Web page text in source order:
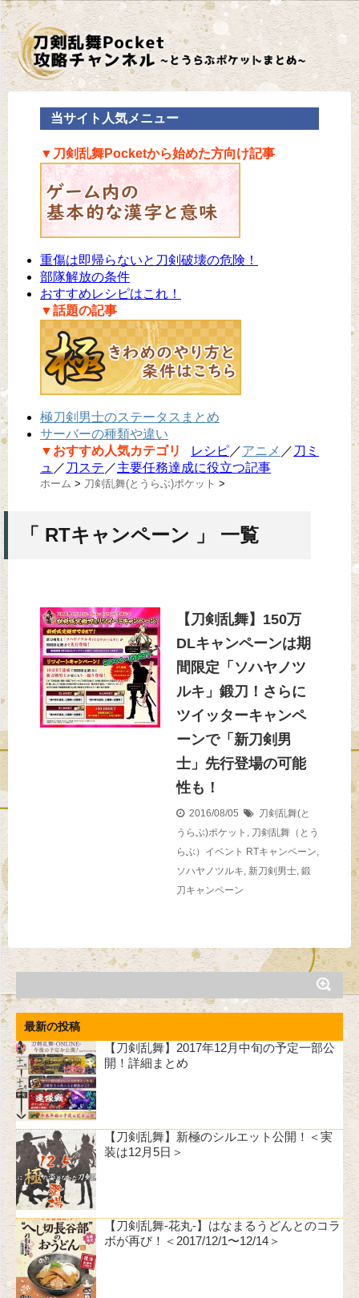
当サイト人気メニュー
▼刀剣乱舞Pocketから始めた方向け記事
重傷は即帰らないと刀剣破壊の危険！
部隊解放の条件
おすすめレシピはこれ！
▼話題の記事
極刀剣男士のステータスまとめ
サーバーの種類や違い
▼おすすめ人気カテゴリ
レシピ／アニメ ／ 刀ミ
ュ ／ 刀ステ ／主要任務達成に役立つ記事
ホーム > 刀剣乱舞(とうらぶ)ポケット >
「 RTキャンペーン 」 一覧
【刀剣乱舞】150万
DLキャンペーンは期
間限定「ソハヤノツ
ルキ」鍛刀！さらに
ツイッターキャンペ
ーンで「新刀剣男
士」先行登場の可能
性も！
2016/08/05
刀剣乱舞(と
うらぶ)ポケット , 刀剣乱舞（とう
らぶ）イベント RTキャンペーン,
ソハヤノツルキ, 新刀剣男士, 鍛
刀キャンペーン
最新の投稿
【刀剣乱舞】2017年12月中旬の予定一部公
開！詳細まとめ
【刀剣乱舞】新極のシルエット公開！＜実
装は12月5日＞
【刀剣乱舞-花丸-】はなまるうどんとのコラ
ボが再び！＜2017/12/1〜12/14＞